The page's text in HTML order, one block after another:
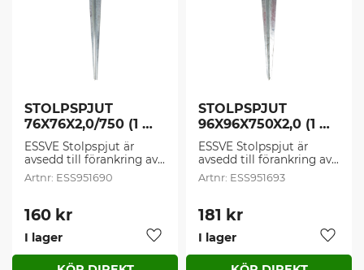
STOLPSPJUT
76X76X2,0/750 (1
st/frp)
ESSVE Stolpspjut är
avsedd till förankring av
staketstolpar och
enklare
enklare alternativ till
Stolpskor.
ESS951690
160 kr
Lägg till i favoriter
I lager
STOLPSPJUT
96X96X750X2,0 (1
st/frp)
ESSVE Stolpspjut är
avsedd till förankring av
staketstolpar och
enklare
enklare alternativ till
Stolpskor.
ESS951693
181 kr
Lägg
I lager